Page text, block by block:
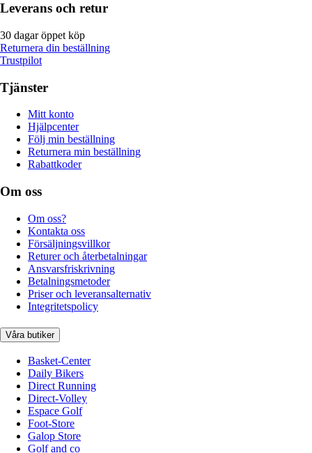
Leverans och retur
30 dagar öppet köp
Returnera din beställning
Trustpilot
Tjänster
Mitt konto
Hjälpcenter
Följ min beställning
Returnera min beställning
Rabattkoder
Om oss
Om oss?
Kontakta oss
Försäljningsvillkor
Returer och återbetalningar
Ansvarsfriskrivning
Betalningsmetoder
Priser och leveransalternativ
Integritetspolicy
Våra butiker
Basket-Center
Daily Bikers
Direct Running
Direct-Volley
Espace Golf
Foot-Store
Galop Store
Golf and co